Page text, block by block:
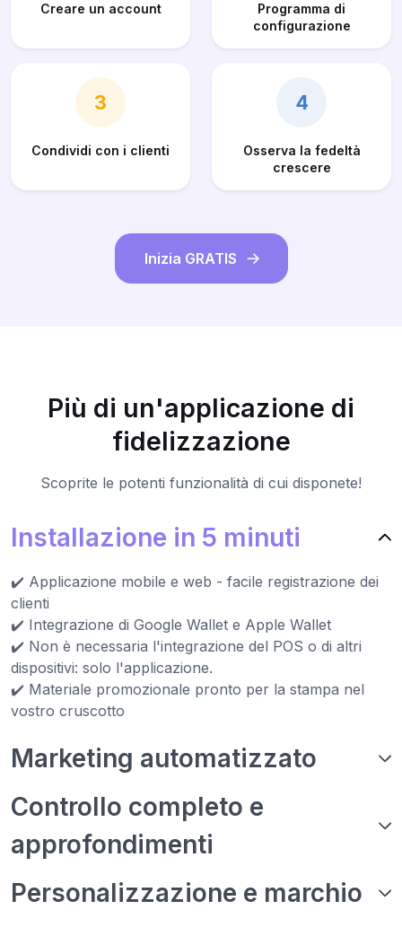
Creare un account
Programma di
configurazione
3
Condividi con i clienti
4
Osserva la fedeltà
crescere
Inizia GRATIS
Più di un'applicazione di
fidelizzazione
Scoprite le potenti funzionalità di cui disponete!
Installazione in 5 minuti
✔️ Applicazione mobile e web - facile registrazione dei
clienti
✔️ Integrazione di Google Wallet e Apple Wallet
✔️ Non è necessaria l'integrazione del POS o di altri
dispositivi: solo l'applicazione.
✔️ Materiale promozionale pronto per la stampa nel
vostro cruscotto
Marketing automatizzato
Controllo completo e
approfondimenti
Personalizzazione e marchio